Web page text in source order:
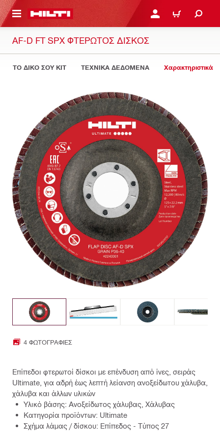
ΕΛΕΓΞΕΙΣ ΤΟ ΠΑΚΕΤΟ ΠΟΥ ΕΧΕΙΣ ΦΤΙΑΞΕΙ ΚΆΝΕ ΣΎΝΔΕΣΗ Ή
ΚΑΛΆΘΙ
AF-D FT SPX ΦΤΕΡΩΤΌΣ ΔΊΣΚΟΣ
ΤΟ ΔΙΚΟ ΣΟΥ KIT ΤΕΧΝΙΚΑ ΔΕΔΟΜΕΝΑ Χαρακτηριστικά
4 ΦΩΤΟΓΡΑΦΊΕΣ
Επίπεδοι φτερωτοί δίσκοι με επένδυση από ίνες, σειράς
Ultimate, για αδρή έως λεπτή λείανση ανοξείδωτου χάλυβα,
χάλυβα και άλλων υλικών
Υλικό βάσης: Ανοξείδωτος χάλυβας, Χάλυβας
Κατηγορία προϊόντων: Ultimate
Σχήμα λάμας / δίσκου: Επίπεδος - Τύπος 27